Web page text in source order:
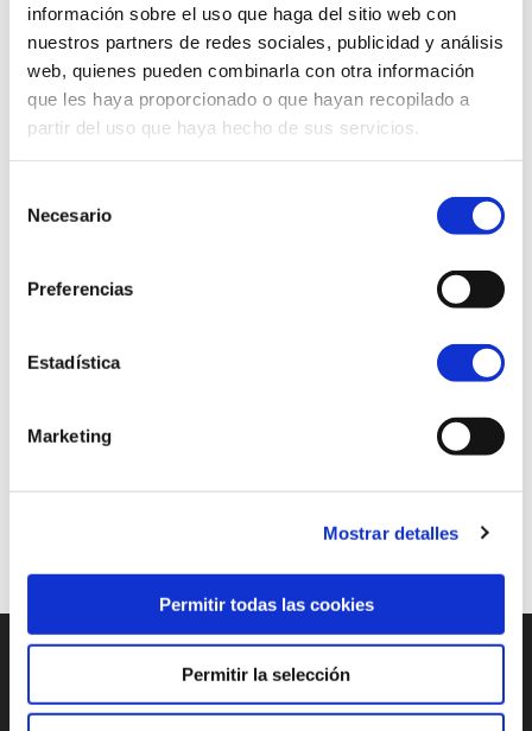
información sobre el uso que haga del sitio web con
nuestros partners de redes sociales, publicidad y análisis
web, quienes pueden combinarla con otra información
que les haya proporcionado o que hayan recopilado a
partir del uso que haya hecho de sus servicios.
Necesario
Preferencias
Estadística
Marketing
Mostrar detalles
Permitir todas las cookies
Permitir la selección
santo) el Museo permanecerá abierto en su horario
habitual.
El domingo 1 y el lunes 2 de marzo el Museo abrirá
sus puertas de 10.00 a 14.00 h.
de la Semana Santa!